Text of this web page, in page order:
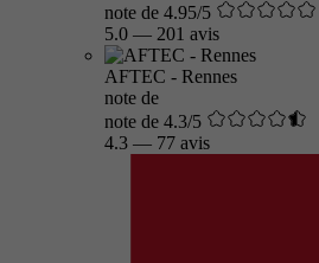
note de 4.95/5
5.0 — 201 avis
AFTEC - Rennes
note de
note de 4.3/5
4.3 — 77 avis